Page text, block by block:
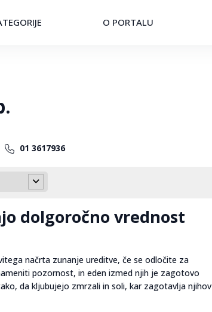
O PORTALU
01 3617936
dolgoročno vrednost
načrta zunanje ureditve, če se odločite za
pozornost, in eden izmed njih je zagotovo
da kljubujejo zmrzali in soli, kar zagotavlja njihov